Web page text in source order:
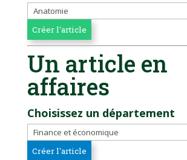
Un article en
affaires
Choisissez un département